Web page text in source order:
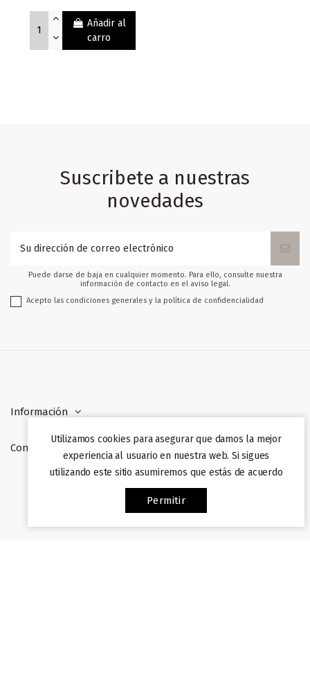
Añadir al
carro
Suscribete a nuestras
novedades
Puede darse de baja en cualquier momento. Para ello, consulte nuestra
información de contacto en el aviso legal.
Acepto las condiciones generales y la política de confidencialidad
Información
Contacto
Utilizamos cookies para asegurar que damos la mejor
experiencia al usuario en nuestra web. Si sigues
utilizando este sitio asumiremos que estás de acuerdo
Permitir
Afiliazon. Prohibida su copia. 2022